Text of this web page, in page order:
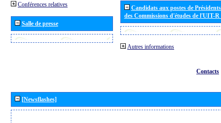
Conférences relatives
Salle de presse
Candidats aux postes de
des Commissions d'études de l'UIT-
Autres informations
Contacts
[Newsflashes]